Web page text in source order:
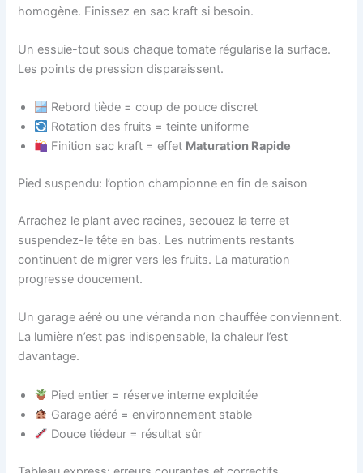
homogène. Finissez en sac kraft si besoin.
Un essuie-tout sous chaque tomate régularise la surface.
Les points de pression disparaissent.
Rebord tiède = coup de pouce discret
Rotation des fruits = teinte uniforme
Finition sac kraft = effet Maturation Rapide
Pied suspendu: l’option championne en fin de saison
Arrachez le plant avec racines, secouez la terre et
suspendez-le tête en bas. Les nutriments restants
continuent de migrer vers les fruits. La maturation
progresse doucement.
Un garage aéré ou une véranda non chauffée conviennent.
La lumière n’est pas indispensable, la chaleur l’est
davantage.
Pied entier = réserve interne exploitée
Garage aéré = environnement stable
Douce tiédeur = résultat sûr